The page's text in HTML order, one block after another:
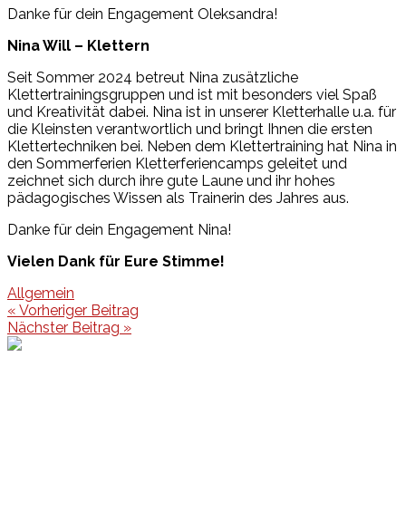
Danke für dein Engagement Oleksandra!
Nina Will – Klettern
Seit Sommer 2024 betreut Nina zusätzliche
Klettertrainingsgruppen und ist mit besonders viel Spaß
und Kreativität dabei. Nina ist in unserer Kletterhalle u.a. für
die Kleinsten verantwortlich und bringt Ihnen die ersten
Klettertechniken bei. Neben dem Klettertraining hat Nina in
den Sommerferien Kletterferiencamps geleitet und
zeichnet sich durch ihre gute Laune und ihr hohes
pädagogisches Wissen als Trainerin des Jahres aus.
Danke für dein Engagement Nina!
Vielen Dank für Eure Stimme!
Allgemein
Beitragsnavigation
« Vorheriger Beitrag
Nächster Beitrag »